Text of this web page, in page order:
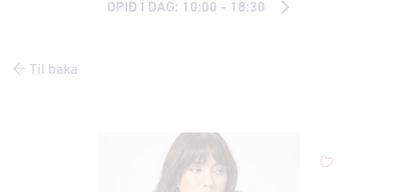
OPIÐ Í DAG: 10:00 - 18:30
Til baka